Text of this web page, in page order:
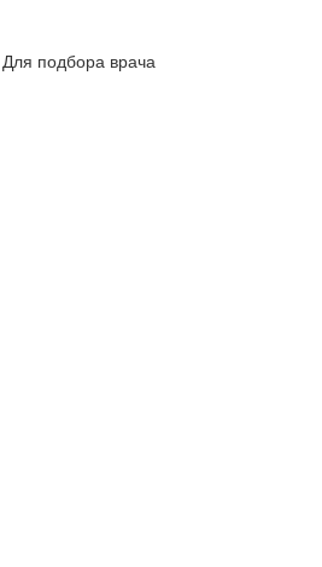
Для подбора врача